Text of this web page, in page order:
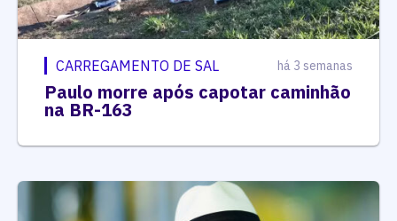
CARREGAMENTO DE SAL há 3 semanas
Paulo morre após capotar caminhão
na BR-163